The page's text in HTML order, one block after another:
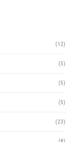
(12)
(5)
(5)
(5)
(23)